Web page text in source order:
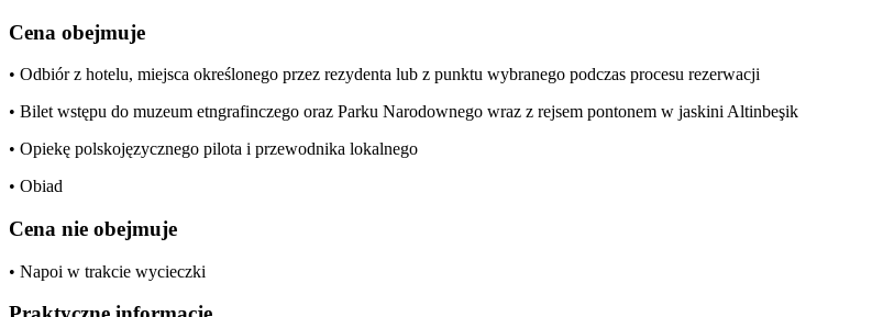
Cena obejmuje
• Odbiór z hotelu, miejsca określonego przez rezydenta lub z punktu wybranego podczas procesu rezerwacji
• Bilet wstępu do muzeum etngrafinczego oraz Parku Narodownego wraz z rejsem pontonem w jaskini Altinbeşik
• Opiekę polskojęzycznego pilota i przewodnika lokalnego
• Obiad
Cena nie obejmuje
• Napoi w trakcie wycieczki